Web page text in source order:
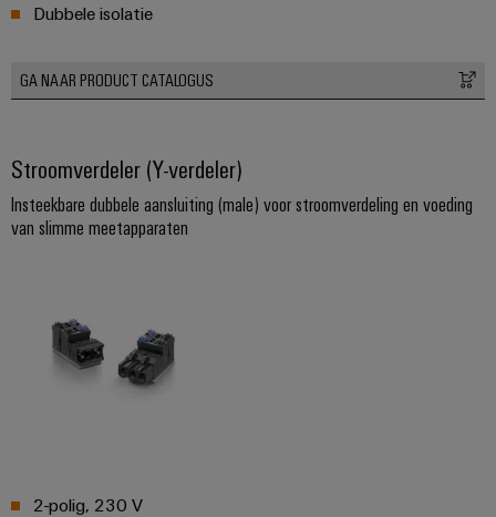
Dubbele isolatie
GA NAAR PRODUCT CATALOGUS
Stroomverdeler (Y-verdeler)
Insteekbare dubbele aansluiting (male) voor stroomverdeling en voeding
van slimme meetapparaten
2-polig, 230 V